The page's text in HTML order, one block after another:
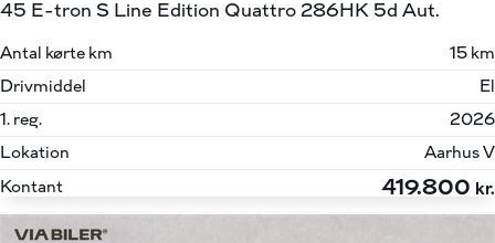
45 E-tron S Line Edition Quattro 286HK 5d Aut.
Antal kørte km
15 km
Drivmiddel
El
1. reg.
2026
Lokation
Aarhus V
Kontant
419.800 kr.